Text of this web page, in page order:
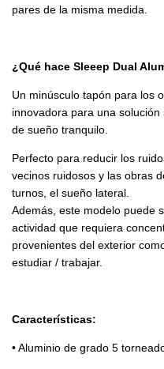
pares de la misma medida.
¿Qué hace Sleeep Dual
Un minúsculo tapón para los
innovadora para una
de sueño tranquilo.
Perfecto para reducir los
vecinos ruidosos y las obras
turnos, el sueño lateral.
Además, este modelo puede
actividad que requiera
provenientes del exterior
estudiar / trabajar.
Características:
• Aluminio de grado 5